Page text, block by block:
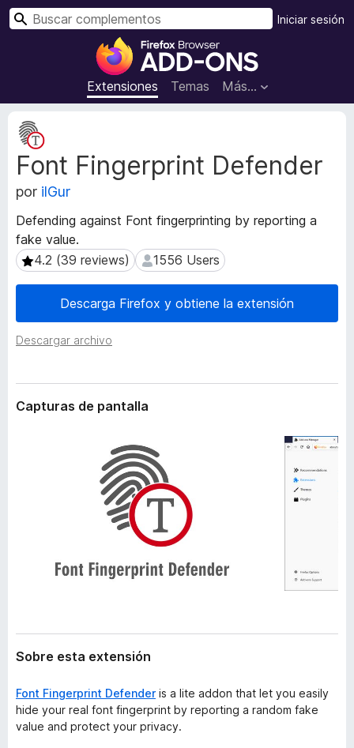
B
u
s
c
o
r
e
o
m
l
n
r
F
r
o
Extensiones Temas Más...
Iniciar sesión
B
Font Fingerprint Defender
por ilGur
Defending against Font fingerprinting by reporting a
fake value.
4.2 (39 reviews)
4.2 (39 reviews) 1556 Users
1556 Users
Descarga Firefox y obtiene la extensión
Descargar archivo
M
e
t
a
d
t
a
d
e
e
x
s
Capturas de pantalla
Sobre esta extensión
Font Fingerprint Defender is a lite addon that let you easily
hide your real font fingerprint by reporting a random fake
value and protect your privacy.